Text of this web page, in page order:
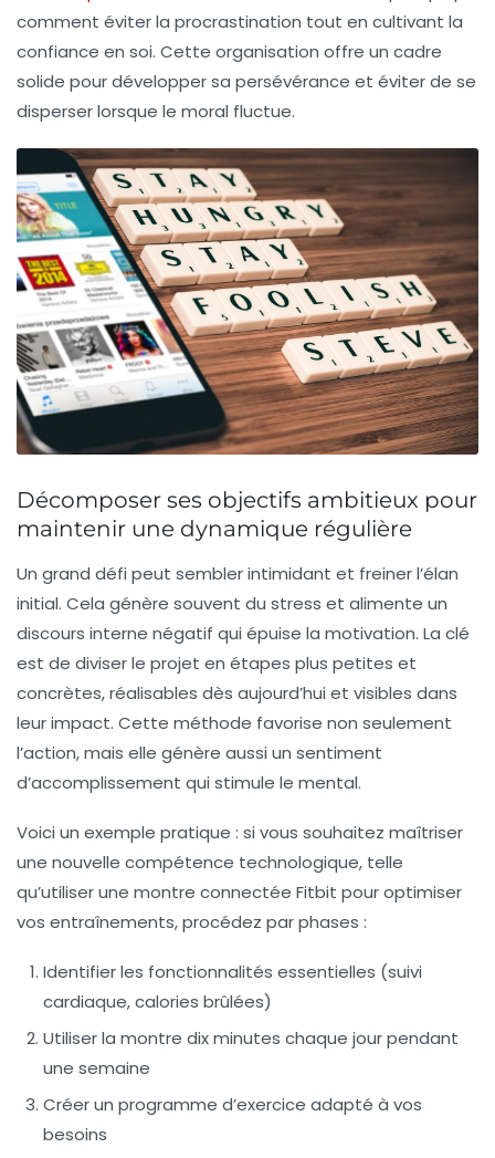
comment éviter la procrastination tout en cultivant la
confiance en soi. Cette organisation offre un cadre
solide pour développer sa persévérance et éviter de se
disperser lorsque le moral fluctue.
Décomposer ses objectifs ambitieux pour
maintenir une dynamique régulière
Un grand défi peut sembler intimidant et freiner l’élan
initial. Cela génère souvent du stress et alimente un
discours interne négatif qui épuise la motivation. La clé
est de diviser le projet en étapes plus petites et
concrètes, réalisables dès aujourd’hui et visibles dans
leur impact. Cette méthode favorise non seulement
l’action, mais elle génère aussi un sentiment
d’accomplissement qui stimule le mental.
Voici un exemple pratique : si vous souhaitez maîtriser
une nouvelle compétence technologique, telle
qu’utiliser une montre connectée Fitbit pour optimiser
vos entraînements, procédez par phases :
Identifier les fonctionnalités essentielles (suivi
cardiaque, calories brûlées)
Utiliser la montre dix minutes chaque jour pendant
une semaine
Créer un programme d’exercice adapté à vos
besoins